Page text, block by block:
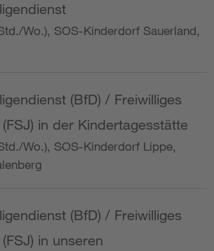
Wo.), SOS-Kinderdorf Sauerland,
(BfD) / Freiwilliges
in der Kindertagesstätte
Wo.), SOS-Kinderdorf Lippe,
(BfD) / Freiwilliges
in unseren